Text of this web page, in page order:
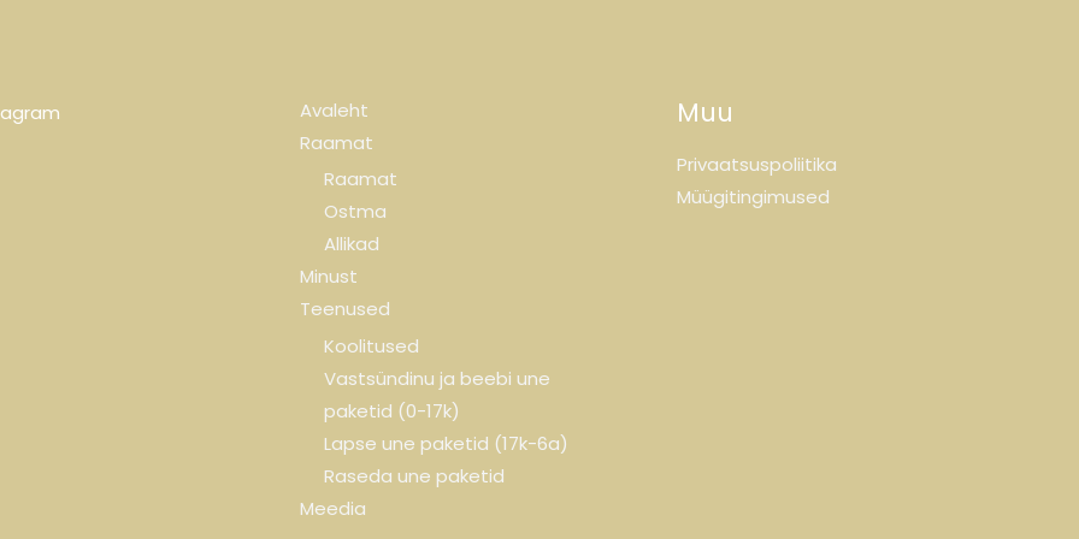
Avaleht
Raamat
Raamat
Ostma
Allikad
Minust
Teenused
Koolitused
Vastsündinu ja beebi une
paketid (0-17k)
Lapse une paketid (17k-6a)
Raseda une paketid
Meedia
Muu
Privaatsuspoliitika
Müügitingimused